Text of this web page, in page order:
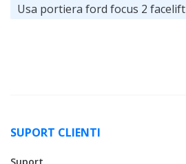
Usa portiera ford focus 2 facelift
SUPORT CLIENTI
Suport